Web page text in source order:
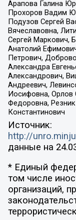
Арапова Галина
Прохоров Вадим
Подузов Сергей
Вячеславовна,
Сергей Маркович,
Анатолий
Петрович,
Александра
Александрович,
Андреевич,
Иосифовна, Орлов
Федоровна,
Константинович
Источник:
http://
данные на
* Единый
том числе
организаций,